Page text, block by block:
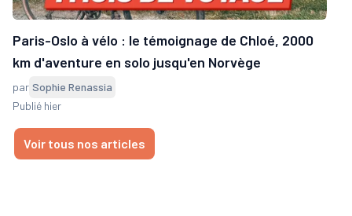
Paris-Oslo à vélo : le témoignage de Chloé, 2000
km d'aventure en solo jusqu'en Norvège
par Sophie Renassia
Publié hier
Voir tous nos articles